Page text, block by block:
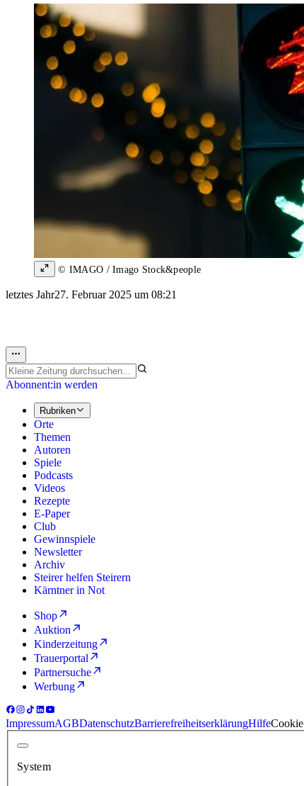
© IMAGO / Imago Stock&people
letztes Jahr27. Februar 2025 um 08:21
Abonnent:in werden
Rubriken
Orte
Themen
Autoren
Spiele
Podcasts
Videos
Rezepte
E-Paper
Club
Gewinnspiele
Newsletter
Archiv
Steirer helfen Steirern
Kärntner in Not
Shop
Auktion
Kinderzeitung
Trauerportal
Partnersuche
Werbung
ImpressumAGBDatenschutzBarrierefreiheitserklärungHilfe
System